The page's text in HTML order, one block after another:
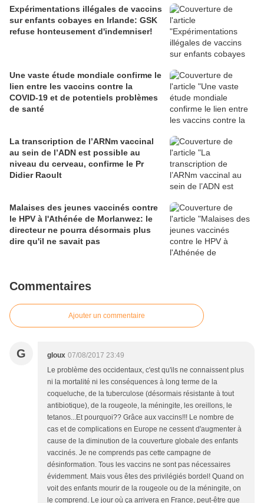
Expérimentations illégales de vaccins
sur enfants cobayes en Irlande: GSK
refuse honteusement d'indemniser!
Une vaste étude mondiale confirme le
lien entre les vaccins contre la
COVID-19 et de potentiels problèmes
de santé
La transcription de l’ARNm vaccinal
au sein de l’ADN est possible au
niveau du cerveau, confirme le Pr
Didier Raoult
Malaises des jeunes vaccinés contre
le HPV à l'Athénée de Morlanwez: le
directeur ne pourra désormais plus
dire qu'il ne savait pas
Commentaires
Ajouter un commentaire
G gloux 07/08/2017 23:49
Le problème des occidentaux, c'est qu'ils ne connaissent plus
ni la mortalité ni les conséquences à long terme de la
coqueluche, de la tuberculose (désormais résistante à tout
antibiotique), de la rougeole, la méningite, les oreillons, le
tetanos...Et pourquoi?? Grâce aux vaccins!!! Le nombre de
cas et de complications en Europe ne cessent d'augmenter à
cause de la diminution de la couverture globale des enfants
vaccinés. Je ne comprends pas cette campagne de
désinformation. Tous les vaccins ne sont pas nécessaires
évidemment. Mais vous êtes des privilégiés bordel! Quand on
voit des enfants mourir de la rougeole ou de la méningite, on
le comprend. Le jour où ça arrivera en France, peut-être que